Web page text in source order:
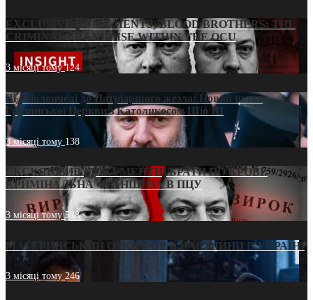
EXCLUSIVE (DOCUMENTS)/BLOOD BROTHERS: THE
CRIMINAL FRANCHISE WITHIN THE OCU
3 місяці тому124
Від віолончелі до Патріаршого жезла: Новий шлях
Грузинської Церкви з Католикосом Шіо III
3 місяці тому 138
ЕКСКЛЮЗИВ (ДОКУМЕНТИ)/БРАТИ ПО КРОВІ:
КРИМІНАЛЬНА ФРАНШИЗА В ПЦУ
3 місяці тому538
МАТЕРИНСЬКИЙ ОМОРФОР В ЧАС ВІЙНИ В УКРАЇНІ
3 місяці тому246